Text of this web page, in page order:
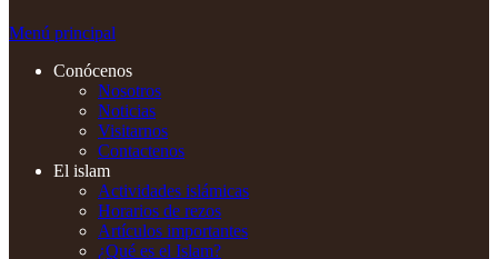
Menú principal
Conócenos
Nosotros
Noticias
Visitarnos
Contactenos
El islam
Actividades islámicas
Horarios de rezos
Artículos importantes
¿Qué es el Islam?